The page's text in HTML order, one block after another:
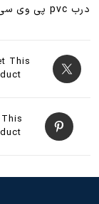
عدد درب pvc پی وی سی ، درب لابی و …
This